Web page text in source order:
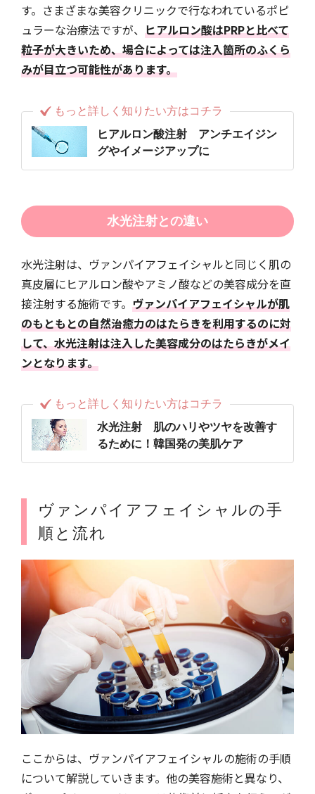
す。さまざまな美容クリニックで行なわれているポピ
ュラーな治療法ですが、 ヒアルロン酸はPRPと比べて
粒子が大きいため、場合によっては注入箇所のふくら
みが目立つ可能性があります。
もっと詳しく知りたい方はコチラ
ヒアルロン酸注射 アンチエイジン
グやイメージアップに
水光注射との違い
水光注射は、ヴァンパイアフェイシャルと同じく肌の
真皮層にヒアルロン酸やアミノ酸などの美容成分を直
接注射する施術です。 ヴァンパイアフェイシャルが肌
のもともとの自然治癒力のはたらきを利用するのに対
して、水光注射は注入した美容成分のはたらきがメイ
ンとなります。
もっと詳しく知りたい方はコチラ
水光注射 肌のハリやツヤを改善す
るために！韓国発の美肌ケア
ヴァンパイアフェイシャルの手
順と流れ
ここからは、ヴァンパイアフェイシャルの施術の手順
について解説していきます。他の美容施術と異なり、